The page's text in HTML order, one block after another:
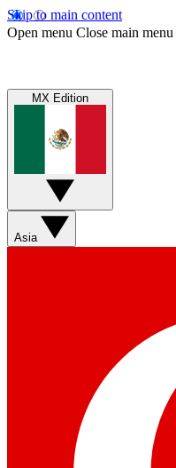
Skip to main content
Open menu Close main menu
MX Edition
Asia